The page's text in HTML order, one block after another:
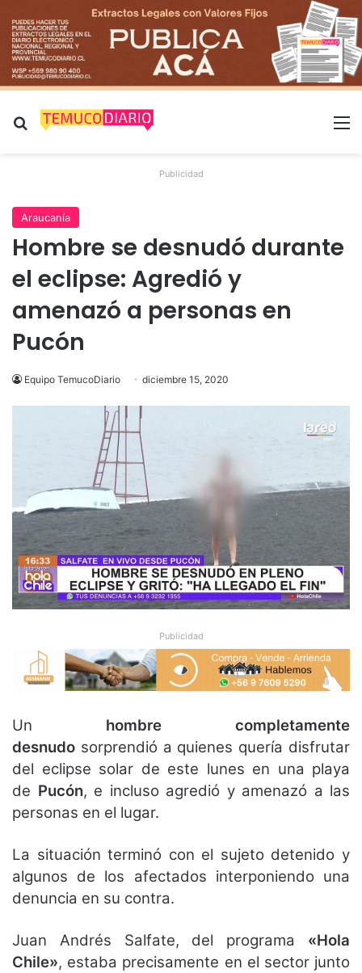
Buscar por
Publicidad
Araucanía
Hombre se desnudó durante
el eclipse: Agredió y
amenazó a personas en
Pucón
Equipo TemucoDiario diciembre 15, 2020
Publicidad
Un hombre completamente
desnudo sorprendió a quienes quería disfrutar
del eclipse solar de este lunes en una playa
de Pucón, e incluso agredió y amenazó a las
personas en el lugar.
La situación terminó con el sujeto detenido y
algunos de los afectados interponiendo una
denuncia en su contra.
Juan Andrés Salfate, del programa «Hola
Chile», estaba precisamente en el sector junto